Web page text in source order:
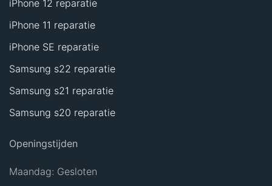
iPhone 12 reparatie
iPhone 11 reparatie
iPhone SE reparatie
Samsung s22 reparatie
Samsung s21 reparatie
Samsung s20 reparatie
Openingstijden
Maandag: Gesloten